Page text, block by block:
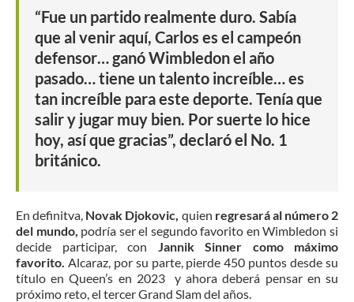
“Fue un partido realmente duro. Sabía
que al venir aquí, Carlos es el campeón
defensor… ganó Wimbledon el año
pasado… tiene un talento increíble… es
tan increíble para este deporte. Tenía que
salir y jugar muy bien. Por suerte lo hice
hoy, así que gracias”, declaró el No. 1
británico.
En definitva, Novak Djokovic, quien regresará al número 2
del mundo, podría ser el segundo favorito en Wimbledon si
decide participar, con Jannik Sinner como máximo
favorito. Alcaraz, por su parte, pierde 450 puntos desde su
título en Queen’s en 2023 y ahora deberá pensar en su
próximo reto, el tercer Grand Slam del años.